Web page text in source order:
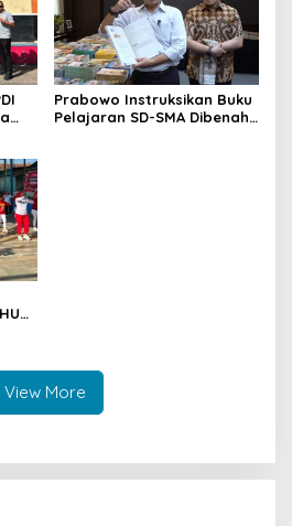
Prabowo Instruksikan Buku
Pelajaran SD-SMA Dibenahi,
View More